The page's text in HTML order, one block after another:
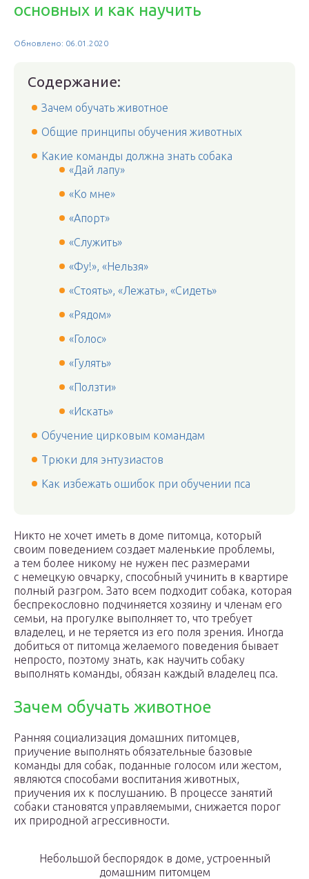
основных и как научить
Обновлено: 06.01.2020
Содержание:
Зачем обучать животное
Общие принципы обучения животных
Какие команды должна знать собака
«Дай лапу»
«Ко мне»
«Апорт»
«Служить»
«Фу!», «Нельзя»
«Стоять», «Лежать», «Сидеть»
«Рядом»
«Голос»
«Гулять»
«Ползти»
«Искать»
Обучение цирковым командам
Трюки для энтузиастов
Как избежать ошибок при обучении пса
Никто не хочет иметь в доме питомца, который
своим поведением создает маленькие проблемы,
а тем более никому не нужен пес размерами
с немецкую овчарку, способный учинить в квартире
полный разгром. Зато всем подходит собака, которая
беспрекословно подчиняется хозяину и членам его
семьи, на прогулке выполняет то, что требует
владелец, и не теряется из его поля зрения. Иногда
добиться от питомца желаемого поведения бывает
непросто, поэтому знать, как научить собаку
выполнять команды, обязан каждый владелец пса.
Зачем обучать животное
Ранняя социализация домашних питомцев,
приучение выполнять обязательные базовые
команды для собак, поданные голосом или жестом,
являются способами воспитания животных,
приучения их к послушанию. В процессе занятий
собаки становятся управляемыми, снижается порог
их природной агрессивности.
Небольшой беспорядок в доме, устроенный
домашним питомцем